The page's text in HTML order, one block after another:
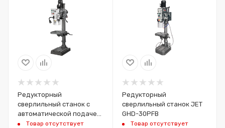
Редукторный
сверлильный станок с
автоматической подачей
пиноли шпинделя JET
Товар отсутствует
Редукторный
сверлильный станок JET
GHD-30PFB
Товар отсутствует